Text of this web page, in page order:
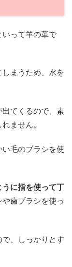
いって羊の革で
まうため、水を
出てくるので、素
ません。
毛のブラシを使
に指を使って丁
や歯ブラシを使っ
、しっかりとす